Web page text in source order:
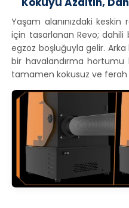
Yaşam alanınızdaki
için tasarlanan Revo;
egzoz boşluğuyla gelir. Arka
bir havalandırma hortumu
tamamen kokusuz ve ferah